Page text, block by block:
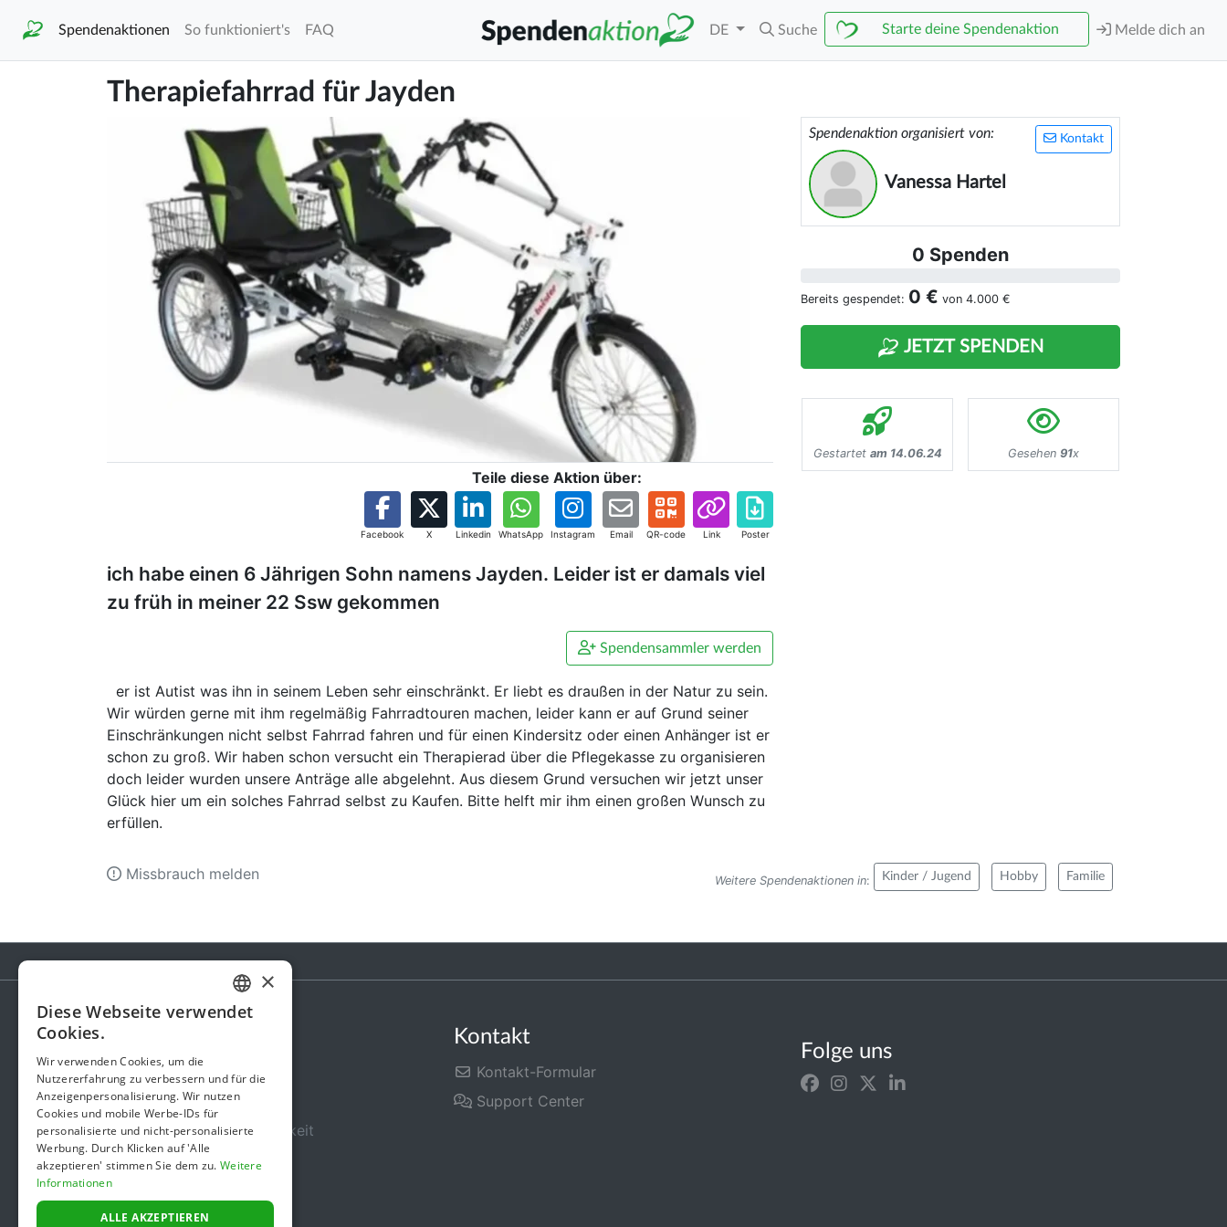
Spendenaktionen So funktioniert's FAQ DE Suche Starte deine Spendenaktion Melde dich an
Therapiefahrrad für Jayden
Teile diese Aktion über:
Facebook X Linkedin WhatsApp Instagram Email QR-code Link Poster
ich habe einen 6 Jährigen Sohn namens Jayden. Leider ist er damals viel
zu früh in meiner 22 Ssw gekommen
Spendensammler werden
er ist Autist was ihn in seinem Leben sehr einschränkt. Er liebt es draußen in der Natur zu sein.
Wir würden gerne mit ihm regelmäßig Fahrradtouren machen, leider kann er auf Grund seiner
Einschränkungen nicht selbst Fahrrad fahren und für einen Kindersitz oder einen Anhänger ist er
schon zu groß. Wir haben schon versucht ein Therapierad über die Pflegekasse zu organisieren
doch leider wurden unsere Anträge alle abgelehnt. Aus diesem Grund versuchen wir jetzt unser
Glück hier um ein solches Fahrrad selbst zu Kaufen. Bitte helft mir ihm einen großen Wunsch zu
erfüllen.
Kontakt
Spendenaktion organisiert von:
Vanessa Hartel
0 Spenden
Bereits gespendet: 0 € von 4.000 €
JETZT SPENDEN
Gestartet am 14.06.24 Gesehen 91x
Weitere Spendenaktionen in: Kinder / Jugend Hobby Familie
Missbrauch melden
Gebühren
Über uns
Sicherheit und Zuverlässigkeit
Nutzungsbedingungen
Datenschutz
Impressum
Kontakt
Kontakt-Formular
Support Center
Folge uns
GERMAN
×
Diese Webseite verwendet
Cookies.
Wir verwenden Cookies, um die
Nutzererfahrung zu verbessern und für die
Anzeigenpersonalisierung. Wir nutzen
Cookies und mobile Werbe-IDs für
personalisierte und nicht-personalisierte
Werbung. Durch Klicken auf 'Alle
akzeptieren' stimmen Sie dem zu. Weitere
Informationen
ALLE AKZEPTIEREN